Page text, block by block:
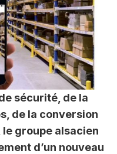
sécurité, de la
de la conversion
le groupe alsacien
d’un nouveau